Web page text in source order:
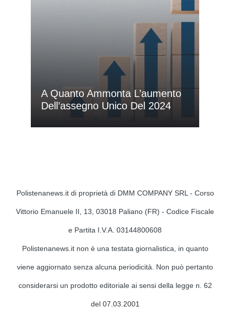
A Quanto Ammonta L’aumento
Dell’assegno Unico Del 2024
Polistenanews.it di proprietà di DMM COMPANY SRL - Corso
Vittorio Emanuele II, 13, 03018 Paliano (FR) - Codice Fiscale
e Partita I.V.A. 03144800608
Polistenanews.it non è una testata giornalistica, in quanto
viene aggiornato senza alcuna periodicità. Non può pertanto
considerarsi un prodotto editoriale ai sensi della legge n. 62
del 07.03.2001